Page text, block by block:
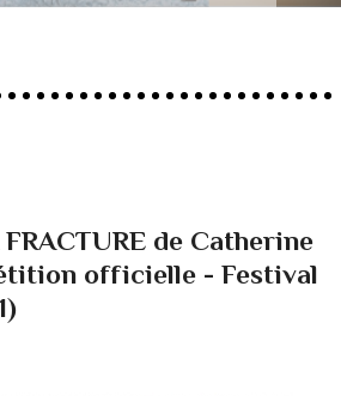
de Catherine
officielle - Festival